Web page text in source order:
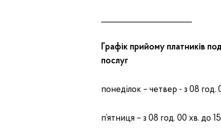
Графік прийому платників
послуг
понеділок – четвер - з 08 год.
п’ятниця – з 08 год. 00 хв. до